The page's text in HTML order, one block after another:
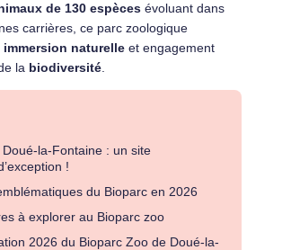
de 130 espèces évoluant dans
carrières, ce parc zoologique
immersion naturelle et engagement
la biodiversité
la-Fontaine : un site
!
du Bioparc en 2026
à explorer au Bioparc zoo
2026 du Bioparc Zoo de Doué-la-